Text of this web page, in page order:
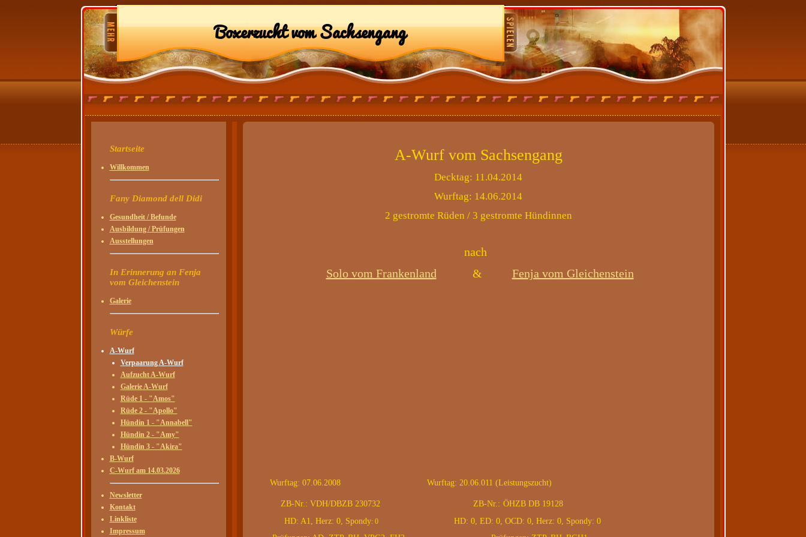
Boxerzucht vom Sachsengang
Startseite
Willkommen
Fany Diamond dell Didi
Gesundheit / Befunde
Ausbildung / Prüfungen
Ausstellungen
In Erinnerung an Fenja
vom Gleichenstein
Galerie
Würfe
A-Wurf
Verpaarung A-Wurf
Aufzucht A-Wurf
Galerie A-Wurf
Rüde 1 - "Amos"
Rüde 2 - "Apollo"
Hündin 1 - "Annabell"
Hündin 2 - "Amy"
Hündin 3 - "Akira"
B-Wurf
C-Wurf am 14.03.2026
Newsletter
Kontakt
Linkliste
Impressum
A-Wurf vom Sachsengang
Decktag: 11.04.2014
Wurftag: 14.06.2014
2 gestromte Rüden / 3 gestromte Hündinnen
nach
Solo vom Frankenland & Fenja vom Gleichenstein
Wurftag: 07.06.2008 Wurftag: 20.06.011 (Leistungszucht)
ZB-Nr.: VDH/DBZB 230732 ZB-Nr.: ÖHZB DB 19128
HD: A1, Herz: 0, Spondy: 0 HD: 0, ED: 0, OCD: 0, Herz: 0, Spondy: 0